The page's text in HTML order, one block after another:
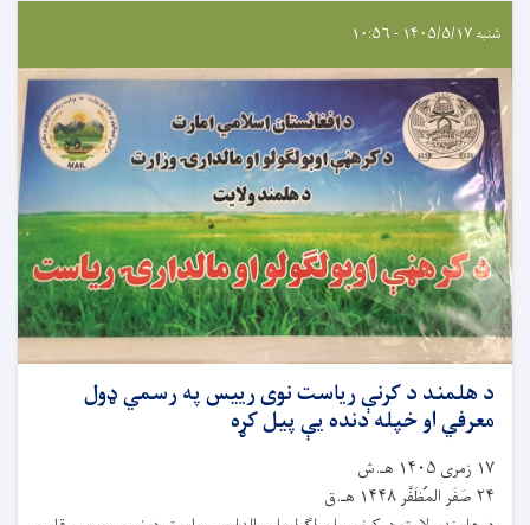
شنبه ۱۴۰۵/۵/۱۷ - ۱۰:۵۶
د هلمند د کرنې ریاست نوی رییس په رسمي ډول
معرفي او خپله دنده یې پیل کړه
۱۷ زمری ۱۴۰۵ هـ.ش
۲۴ صَفَر المُظَفَّر ۱۴۴۸ هـ.ق